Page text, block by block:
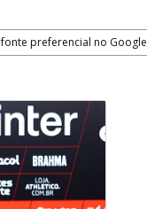
preferencial no Google